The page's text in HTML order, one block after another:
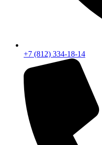
+7 (812) 334-18-14